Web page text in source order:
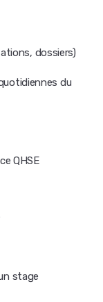
dossiers)
du
QHSE
stage